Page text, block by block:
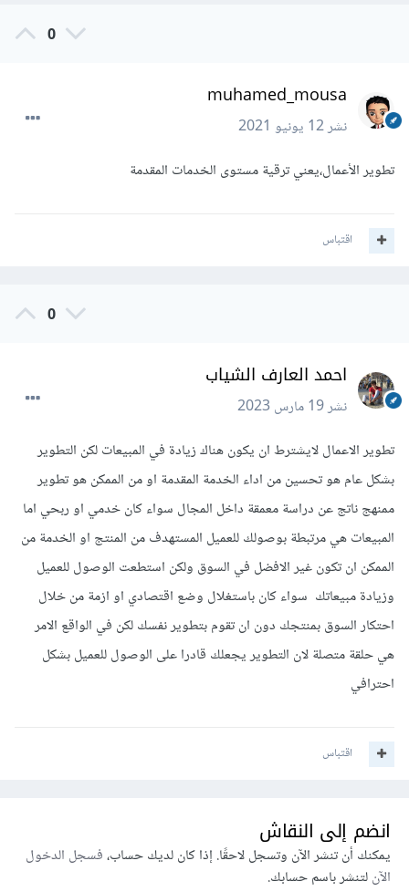
0
muhamed_mousa
نشر12 يونيو 2021
تطوير الأعمال،يعني ترقية مستوى الخدمات المقدمة
اقتباس
0
احمد العارف الشياب
نشر19 مارس 2023
تطوير الاعمال لايشترط ان يكون هناك زيادة في المبيعات لكن التطوير
بشكل عام هو تحسين من اداء الخدمة المقدمة او من الممكن هو تطوير
ممنهج ناتج عن دراسة معمقة داخل المجال سواء كان خدمي او ربحي اما
المبيعات هي مرتبطة بوصولك للعميل المستهدف من المنتج او الخدمة من
الممكن ان تكون غير الافضل في السوق ولكن استطعت الوصول للعميل
وزيادة مبيعاتك سواء كان باستغلال وضع اقتصادي او ازمة من خلال
احتكار السوق بمنتجك دون ان تقوم بتطوير نفسك لكن في الواقع الامر
هي حلقة متصلة لان التطوير يجعلك قادرا على الوصول للعميل بشكل
احترافي
اقتباس
انضم إلى النقاش
يمكنك أن تنشر الآن وتسجل لاحقًا. إذا كان لديك حساب،فسجل الدخول
الآنلتنشر باسم حسابك.